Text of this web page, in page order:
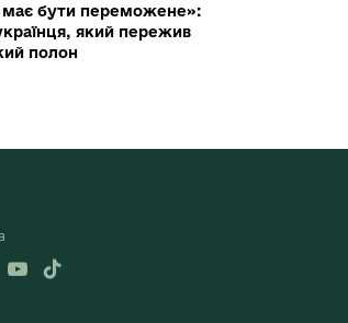
має бути переможене»:
який пережив
полон